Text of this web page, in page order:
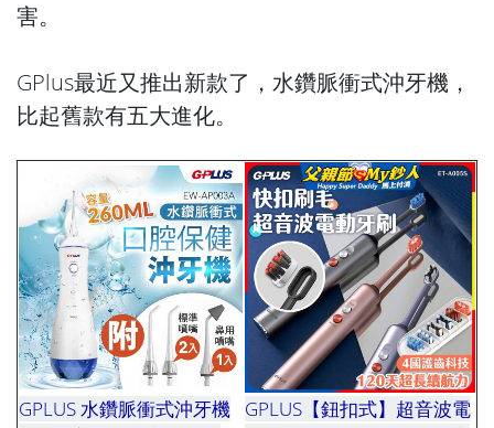
害。
GPlus最近又推出新款了，水鑽脈衝式沖牙機，
比起舊款有五大進化。
GPLUS 水鑽脈衝式沖牙機
GPLUS【鈕扣式】超音波電